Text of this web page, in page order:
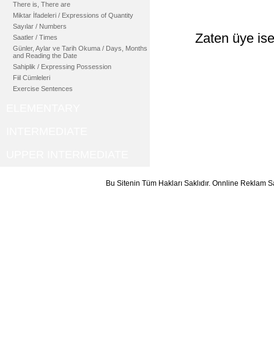
There is, There are
Miktar İfadeleri / Expressions of Quantity
Sayılar / Numbers
Saatler / Times
Günler, Aylar ve Tarih Okuma / Days, Months
and Reading the Date
Sahiplik / Expressing Possession
Fiil Cümleleri
Exercise Sentences
Zaten üye
Bu Sitenin Tüm Hakları Saklıdır. Onnline